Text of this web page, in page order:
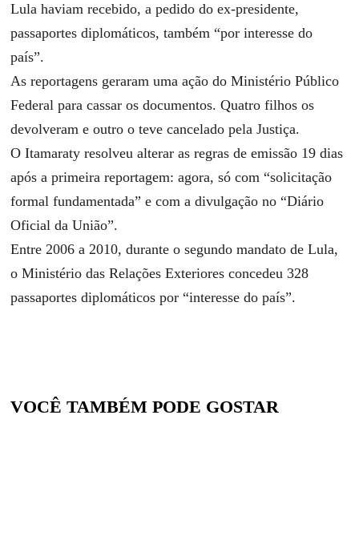
Lula haviam recebido, a pedido do ex-presidente,
passaportes diplomáticos, também “por interesse do
país”.
As reportagens geraram uma ação do Ministério Público
Federal para cassar os documentos. Quatro filhos os
devolveram e outro o teve cancelado pela Justiça.
O Itamaraty resolveu alterar as regras de emissão 19 dias
após a primeira reportagem: agora, só com “solicitação
formal fundamentada” e com a divulgação no “Diário
Oficial da União”.
Entre 2006 a 2010, durante o segundo mandato de Lula,
o Ministério das Relações Exteriores concedeu 328
passaportes diplomáticos por “interesse do país”.
VOCÊ TAMBÉM PODE GOSTAR